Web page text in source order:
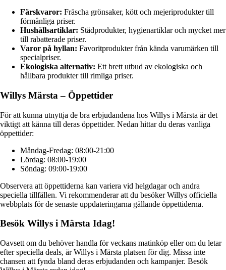
Färskvaror: Fräscha grönsaker, kött och mejeriprodukter till
förmånliga priser.
Hushållsartiklar: Städprodukter, hygienartiklar och mycket mer
till rabatterade priser.
Varor på hyllan: Favoritprodukter från kända varumärken till
specialpriser.
Ekologiska alternativ: Ett brett utbud av ekologiska och
hållbara produkter till rimliga priser.
Willys Märsta – Öppettider
För att kunna utnyttja de bra erbjudandena hos Willys i Märsta är det
viktigt att känna till deras öppettider. Nedan hittar du deras vanliga
öppettider:
Måndag-Fredag: 08:00-21:00
Lördag: 08:00-19:00
Söndag: 09:00-19:00
Observera att öppettiderna kan variera vid helgdagar och andra
speciella tillfällen. Vi rekommenderar att du besöker Willys officiella
webbplats för de senaste uppdateringarna gällande öppettiderna.
Besök Willys i Märsta Idag!
Oavsett om du behöver handla för veckans matinköp eller om du letar
efter speciella deals, är Willys i Märsta platsen för dig. Missa inte
chansen att fynda bland deras erbjudanden och kampanjer. Besök